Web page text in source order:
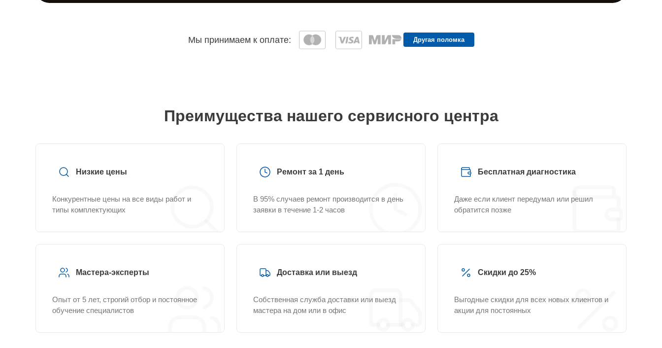
Мы принимаем к оплате: Другая поломка
Преимущества нашего сервисного центра
Низкие цены
Конкурентные цены на все виды работ и
типы комплектующих
Ремонт за 1 день
В 95% случаев ремонт производится в день
заявки в течение 1-2 часов
Бесплатная диагностика
Даже если клиент передумал или решил
обратится позже
Мастера-эксперты
Опыт от 5 лет, строгий отбор и постоянное
обучение специалистов
Доставка или выезд
Собственная служба доставки или выезд
мастера на дом или в офис
Скидки до 25%
Выгодные скидки для всех новых клиентов и
акции для постоянных